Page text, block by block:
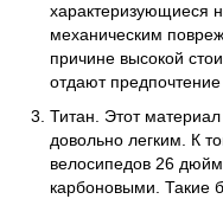
характеризующиеся
механическим
причине высокой
отдают
Титан. Этот
довольно легким. К
велосипедов 26
карбоновыми. Такие